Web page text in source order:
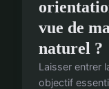
vue de
naturel ?
Laisser entrer
objectif